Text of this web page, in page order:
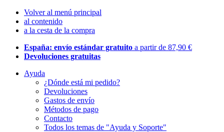
Volver al menú principal
al contenido
a la cesta de la compra
España: envío estándar gratuito a partir de 87,90 €
Devoluciones gratuitas
Ayuda
¿Dónde está mi pedido?
Devoluciones
Gastos de envío
Métodos de pago
Contacto
Todos los temas de "Ayuda y Soporte"